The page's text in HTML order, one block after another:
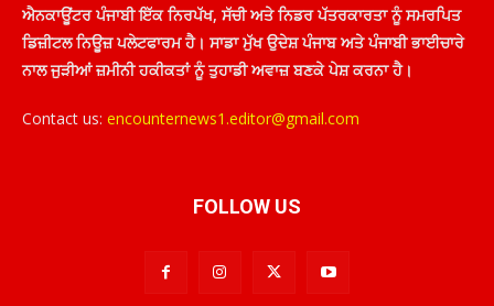
ਐਨਕਾਊਂਟਰ ਪੰਜਾਬੀ ਇੱਕ ਨਿਰਪੱਖ, ਸੱਚੀ ਅਤੇ ਨਿਡਰ ਪੱਤਰਕਾਰਤਾ ਨੂੰ ਸਮਰਪਿਤ
ਡਿਜ਼ੀਟਲ ਨਿਊਜ਼ ਪਲੇਟਫਾਰਮ ਹੈ। ਸਾਡਾ ਮੁੱਖ ਉਦੇਸ਼ ਪੰਜਾਬ ਅਤੇ ਪੰਜਾਬੀ ਭਾਈਚਾਰੇ
ਨਾਲ ਜੁੜੀਆਂ ਜ਼ਮੀਨੀ ਹਕੀਕਤਾਂ ਨੂੰ ਤੁਹਾਡੀ ਅਵਾਜ਼ ਬਣਕੇ ਪੇਸ਼ ਕਰਨਾ ਹੈ।
Contact us: encounternews1.editor@gmail.com
FOLLOW US